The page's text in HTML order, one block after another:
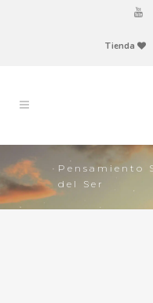
Tienda
Pensamiento
del Ser